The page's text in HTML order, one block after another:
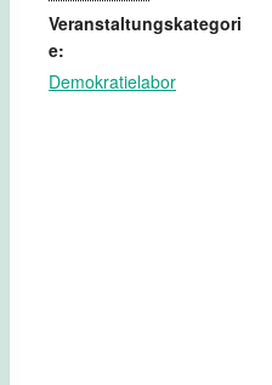
Veranstaltungskategori
e:
Demokratielabor